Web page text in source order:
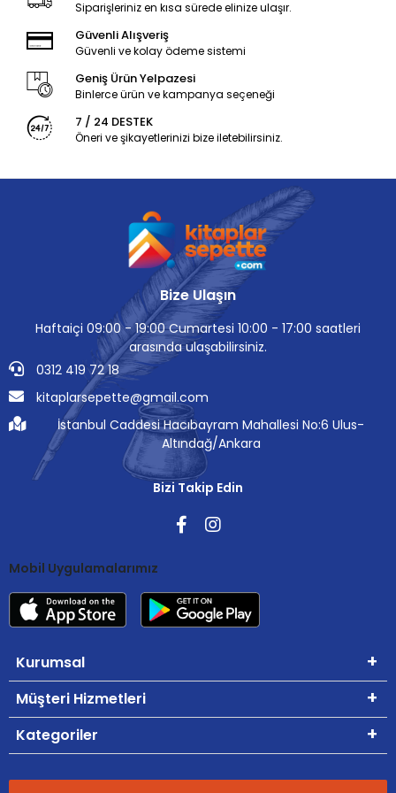
Siparişleriniz en kısa sürede elinize ulaşır.
Güvenli Alışveriş
Güvenli ve kolay ödeme sistemi
Geniş Ürün Yelpazesi
Binlerce ürün ve kampanya seçeneği
7 / 24 DESTEK
Öneri ve şikayetlerinizi bize iletebilirsiniz.
Bize Ulaşın
Haftaiçi 09:00 - 19:00 Cumartesi 10:00 - 17:00 saatleri
arasında ulaşabilirsiniz.
0312 419 72 18
kitaplarsepette@gmail.com
İstanbul Caddesi Hacıbayram Mahallesi No:6 Ulus-
Altındağ/Ankara
Bizi Takip Edin
Mobil Uygulamalarımız
Kurumsal
Müşteri Hizmetleri
Kategoriler